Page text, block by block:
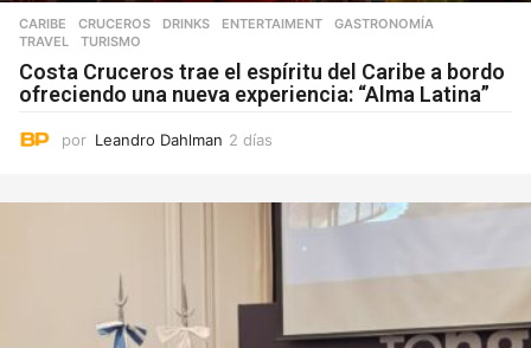
CARIBE ,CRUCEROS ,DRINKS ,ENTERTAIMENT ,GASTRONOMÍA
TRAVEL
,TURISMO
Costa Cruceros trae el espíritu del Caribe a bordo
ofreciendo una nueva experiencia: “Alma Latina”
por Leandro Dahlman 2 días
a